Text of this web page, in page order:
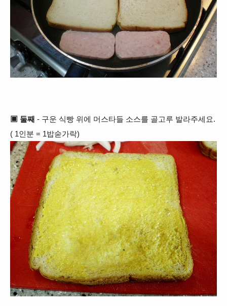
▣ 둘째 - 구운 식빵 위에 머스타들 소스를 골고루 발라주세요.
( 1인분 = 1밥숟가락)